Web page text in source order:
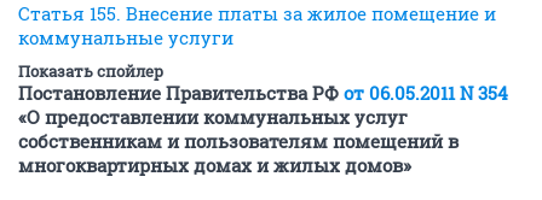
Статья 155. Внесение платы за жилое помещение и
коммунальные услуги
Показать спойлер
Постановление Правительства РФ от 06.05.2011 N 354
«О предоставлении коммунальных услуг
собственникам и пользователям помещений в
многоквартирных домах и жилых домов»